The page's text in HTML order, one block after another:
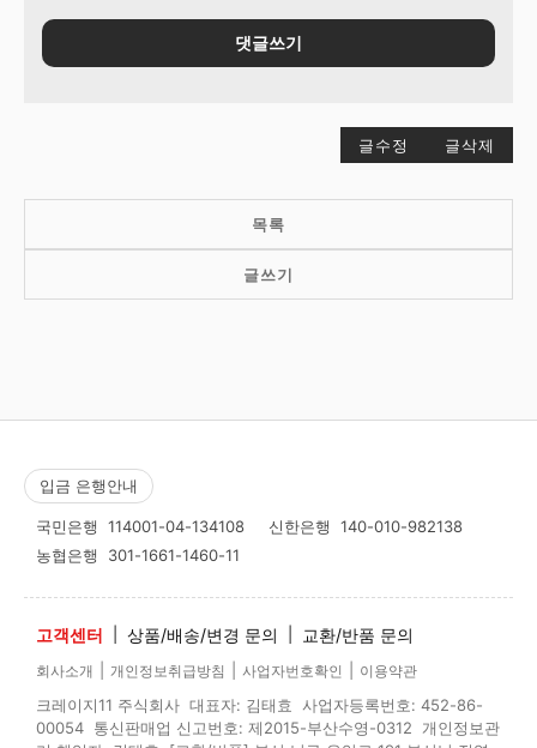
댓글쓰기
글수정 글삭제
목록
글쓰기
입금 은행안내
국민은행 114001-04-134108 신한은행 140-010-982138
농협은행 301-1661-1460-11
고객센터 상품/배송/변경 문의 교환/반품 문의
회사소개 개인정보취급방침 사업자번호확인 이용약관
크레이지11 주식회사 대표자: 김태효 사업자등록번호: 452-86-
00054 통신판매업 신고번호: 제2015-부산수영-0312 개인정보관